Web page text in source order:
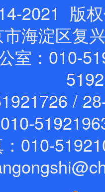
2021 版
海淀区复
室：010-
/
010-